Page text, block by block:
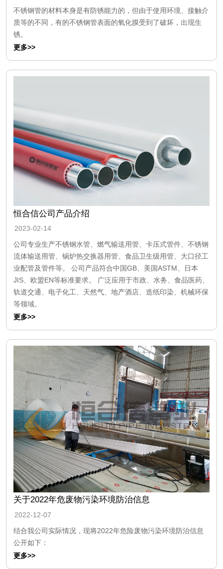
不锈钢管的材料本身是有防锈能力的，但由于使用环境、接触介
质等的不同，有的不锈钢管表面的氧化膜受到了破坏，出现生
锈。
更多>>
恒合信公司产品介绍
2023-02-14
公司专业生产不锈钢水管、燃气输送用管、卡压式管件、不锈钢
流体输送用管、锅炉热交换器用管、食品卫生级用管、大口径工
业配管及管件等。 公司产品符合中国GB、美国ASTM、日本
JIS、欧盟EN等标准要求。 广泛应用于市政、水务、食品医药、
轨道交通、电子化工、天然气、地产酒店、造纸印染、机械环保
等领域。
更多>>
关于2022年危废物污染环境防治信息
2022-12-07
结合我公司实际情况，现将2022年危险废物污染环境防治信息
公开如下：
更多>>